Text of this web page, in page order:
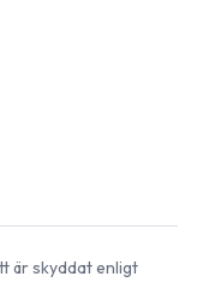
är skyddat enligt